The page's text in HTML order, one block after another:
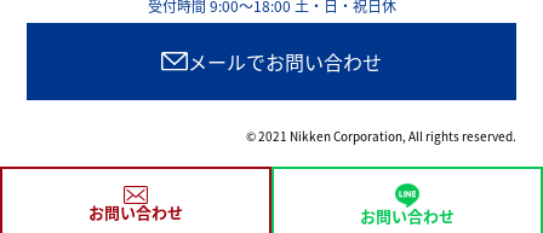
お問い合わせ お問い合わせ
受付時間 9:00〜18:00 土・日・祝日休
メールでお問い合わせ
© 2021 Nikken Corporation, All rights reserved.